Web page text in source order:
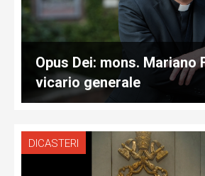
Opus Dei: mons. Mariano
vicario generale
DICASTERI